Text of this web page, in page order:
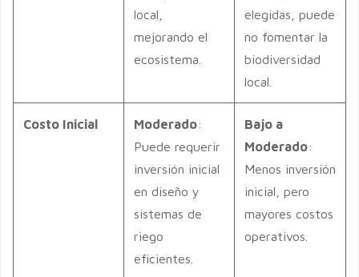
local,
mejorando el
ecosistema.
elegidas, puede
no fomentar la
biodiversidad
local.
Costo Inicial Moderado:
Puede requerir
inversión inicial
en diseño y
sistemas de
riego
eficientes.
Bajo a
Moderado:
Menos inversión
inicial, pero
mayores costos
operativos.